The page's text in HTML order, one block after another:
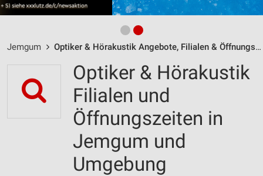
Jemgum Optiker & Hörakustik Angebote, Filialen & Öffnungszeiten
Optiker & Hörakustik
Filialen und
Öffnungszeiten in
Jemgum und
Umgebung